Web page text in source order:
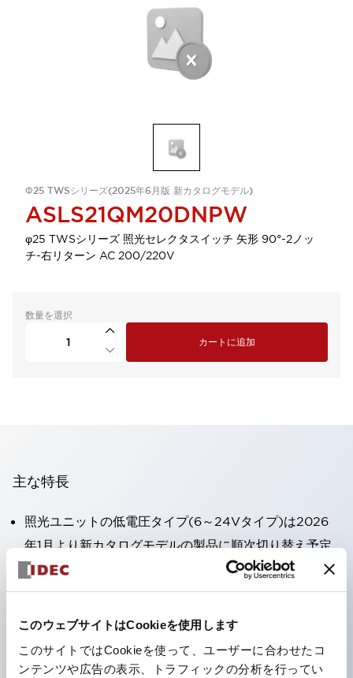
このウェブサイトはCookieを使用します
このサイトではCookieを使って、ユーザーに合わせたコ
ンテンツや広告の表示、トラフィックの分析を行ってい
Φ25 TWSシリーズ(2025年6月版 新カタログモデル)
ASLS21QM20DNPW
φ25 TWSシリーズ 照光セレクタスイッチ 矢形 90°-2ノッ
チ-右リターン AC 200/220V
数量を選択
カートに追加
主な特長
照光ユニットの低電圧タイプ(6～24Vタイプ)は2026
年1月より新カタログモデルの製品に順次切り替え予定
高電圧タイプのLED球が搭載可能になり、ダイレクト
タイプの定格使用電圧が最大240Vまで対応可能になり
ました。
プを除く）